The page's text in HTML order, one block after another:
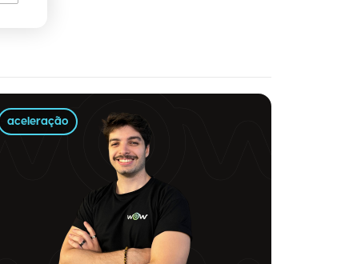
aceleração